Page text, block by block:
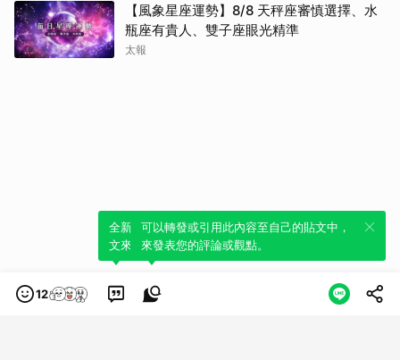
【風象星座運勢】8/8 天秤座審慎選擇、水
瓶座有貴人、雙子座眼光精準
太報
12
全新體驗！一鍵引用此內容，透過發布貼
文來輕鬆表達個人立場。
可以轉發或引用此內容至自己的貼文中，
來發表您的評論或觀點。